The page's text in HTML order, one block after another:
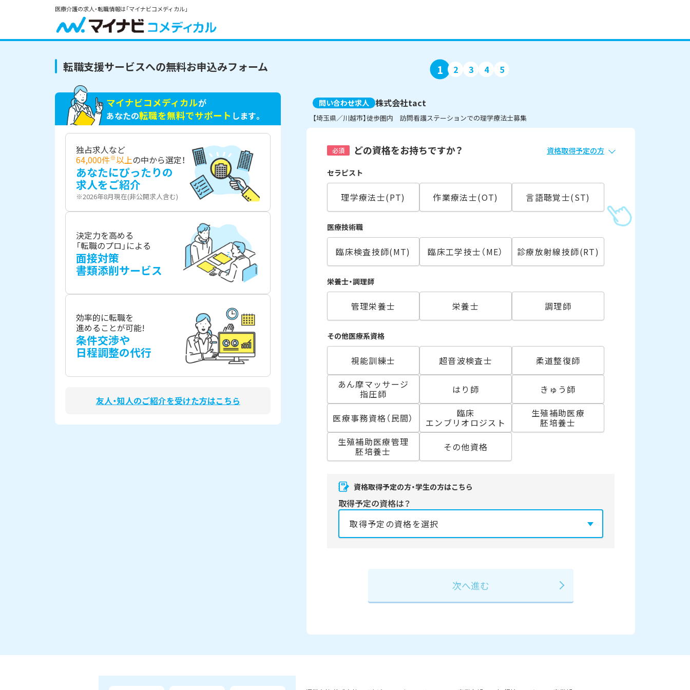
医療介護の求人・転職情報は「マイナビコメディカル」
転職支援サービスへの無料お申込みフォーム 1 2 3 4 5
問い合わせ求人 株式会社tact
【埼玉県／川越市】徒歩圏内 訪問看護ステーションでの理学療法士募集
必須 どの資格をお持ちですか？ 資格取得予定の方
セラピスト
理学療法士(PT) 作業療法士(OT) 言語聴覚士(ST)
医療技術職
臨床検査技師(MT) 臨床工学技士（ME） 診療放射線技師(RT)
栄養士・調理師
管理栄養士 栄養士 調理師
その他医療系資格
視能訓練士 超音波検査士
柔道整復師
あん摩マッサージ
指圧師 はり師 きゅう師
医療事務資格（民間） 臨床
エンブリオロジスト
生殖補助医療
胚培養士
生殖補助医療管理
胚培養士 その他資格
資格取得予定の方・学生の方はこちら
取得予定の資格は？
マイナビコメディカルが
あなたの転職を無料でサポート します。
独占求人など
64,000件※以上の中から選定！
あなたにぴったりの
求人をご紹介
※2026年8月現在(非公開求人含む)
決定力を高める
「転職のプロ」による
面接対策
書類添削サービス
効率的に転職を
進めることが可能!
条件交渉や
日程調整の代行
友人・知人のご紹介を受けた方はこちら